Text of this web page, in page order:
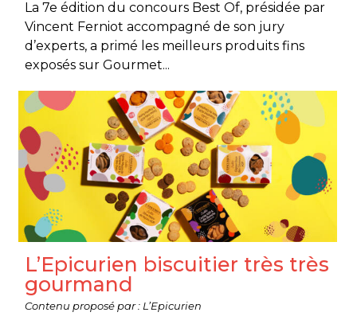
La 7e édition du concours Best Of, présidée par
Vincent Ferniot accompagné de son jury
d’experts, a primé les meilleurs produits fins
exposés sur Gourmet...
L’Epicurien biscuitier très très
gourmand
Contenu proposé par : L’Epicurien